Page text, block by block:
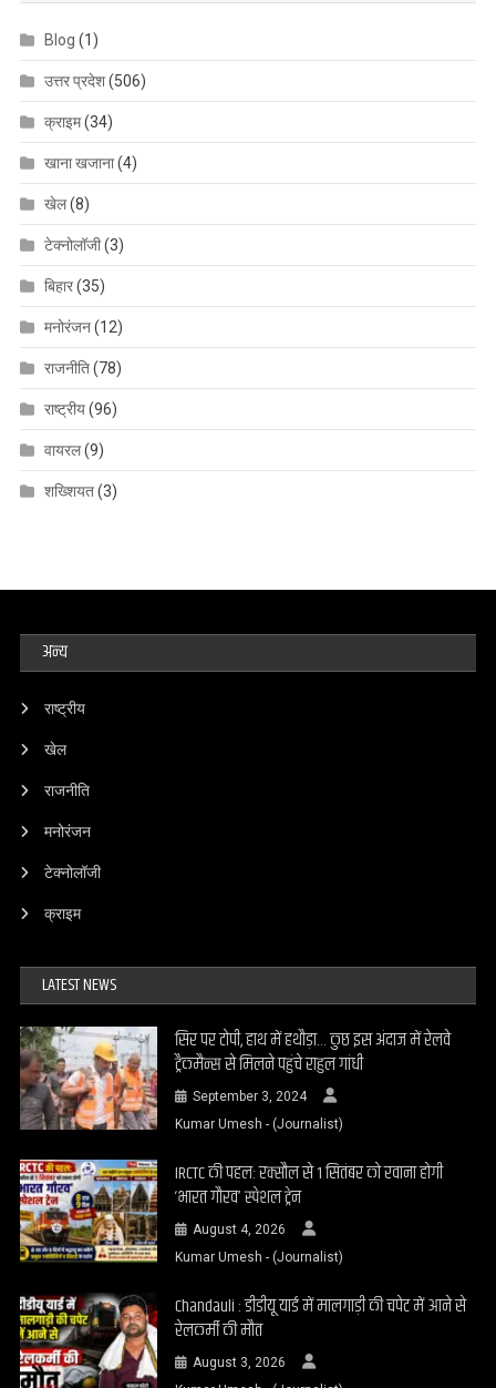
Blog (1)
उत्तर प्रदेश(506)
क्राइम(34)
खाना खजाना(4)
खेल(8)
टेक्नोलॉजी(3)
बिहार(35)
मनोरंजन(12)
राजनीति(78)
राष्ट्रीय(96)
वायरल(9)
शख्शियत(3)
अन्य
राष्ट्रीय
खेल
राजनीति
मनोरंजन
टेक्नोलॉजी
क्राइम
LATEST NEWS
सिर पर टोपी, हाथ में हथौड़ा… कुछ इस अंदाज में रेलवे
ट्रैकमैन्स से मिलने पहुंचे राहुल गांधी
September 3, 2024
Kumar Umesh - (Journalist)
IRCTC की पहल: रक्सौल से 1 सितंबर को रवाना होगी
‘भारत गौरव’ स्पेशल ट्रेन
August 4, 2026
Kumar Umesh - (Journalist)
Chandauli : डीडीयू यार्ड में मालगाड़ी की चपेट में आने से
रेलकर्मी की मौत
August 3, 2026